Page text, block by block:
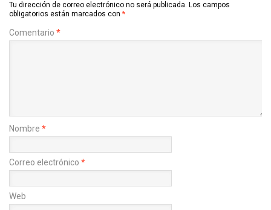
Tu dirección de correo electrónico no será publicada. Los campos
obligatorios están marcados con *
Comentario *
Nombre *
Correo electrónico *
Web